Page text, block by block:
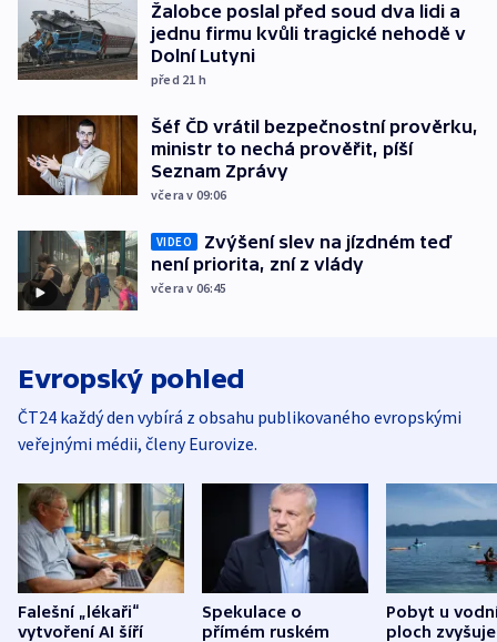
Žalobce poslal před soud dva lidi a
jednu firmu kvůli tragické nehodě v
Dolní Lutyni
před 21 h
Šéf ČD vrátil bezpečnostní prověrku,
ministr to nechá prověřit, píší
Seznam Zprávy
včera v 09:06
VIDEO
Zvýšení slev na jízdném teď
není priorita, zní z vlády
včera v 06:45
Evropský pohled
ČT24 každý den vybírá z obsahu publikovaného evropskými
veřejnými médii, členy Eurovize.
Falešní „lékaři“
vytvoření AI šíří
Spekulace o
přímém ruském
Pobyt u
ploch zvyšuje